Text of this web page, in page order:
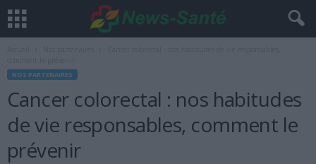
NOS PARTENAIRES
Cancer colorectal : nos habitudes
de vie responsables, comment le
prévenir